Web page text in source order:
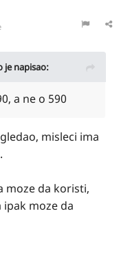
je napisao:
a ne o 590
misleci ima
moze da koristi,
moze da